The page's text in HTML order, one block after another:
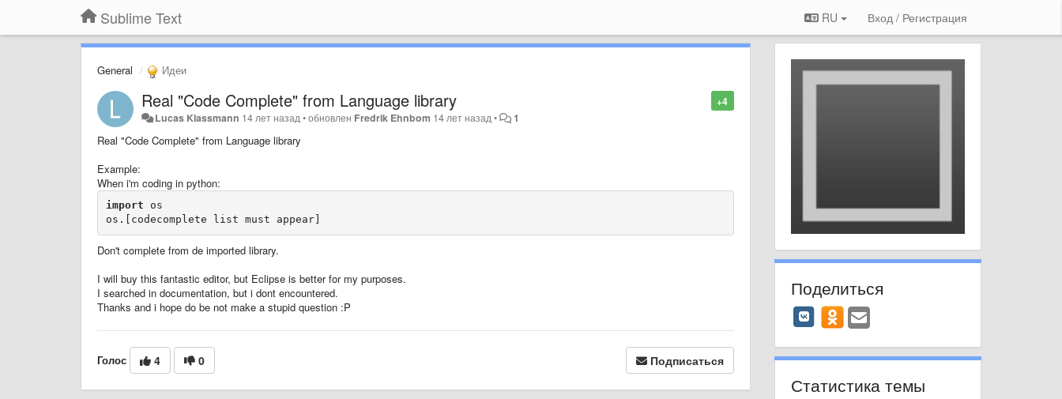
Sublime Text RU Вход / Регистрация
General Идеи
+4
Real "Code Complete" from Language library
Lucas Klassmann 14 лет назад •обновлен Fredrik Ehnbom 14 лет назад • 1
Real "Code Complete" from Language library
Example:
When i'm coding in python:
import os
Don't complete from de imported library.
I will buy this fantastic editor, but Eclipse is better for my purposes.
I searched in documentation, but i dont encountered.
Thanks and i hope do be not make a stupid question :P
Голос 4 0 Подписаться
Поделиться
Статистика темы